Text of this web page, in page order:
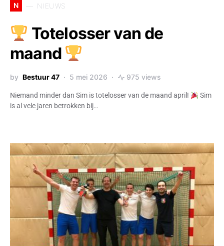
N NIEUWS
Totelosser van de
maand
by Bestuur 47 5 mei 2026 975 views
Niemand minder dan Sim is totelosser van de maand april!
Sim
is al vele jaren betrokken bij…